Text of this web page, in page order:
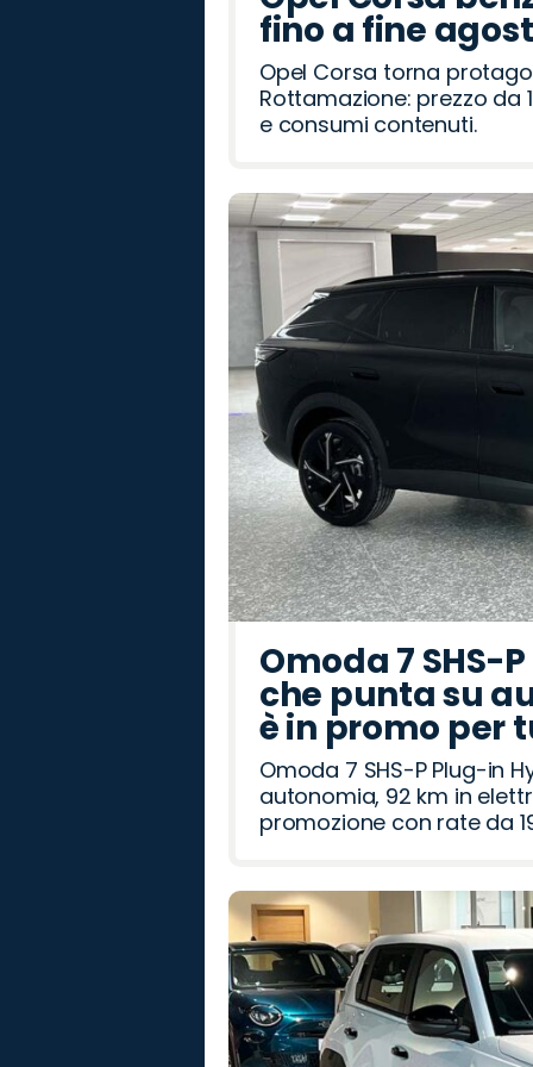
fino a fine
Opel Corsa torna
Rottamazione: prezzo da
e consumi contenuti.
Omoda 7 SHS-
che punta su
è in promo per
Omoda 7 SHS-P Plug-in
autonomia, 92 km in
promozione con rate da